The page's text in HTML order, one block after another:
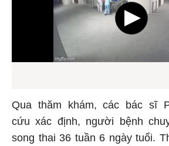
Qua thăm khám, các bác sĩ
cứu xác định, người bệnh
song thai 36 tuần 6 ngày tuổi.